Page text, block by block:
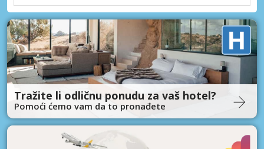
Tražite li odličnu ponudu za vaš hotel?
Pomoći ćemo vam da to pronađete